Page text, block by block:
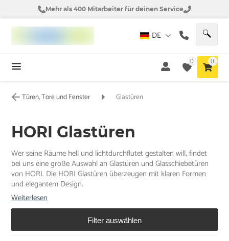
Mehr als 400 Mitarbeiter für deinen Service
DE
0 0
Türen, Tore und Fenster Glastüren
HORI Glastüren
Wer seine Räume hell und lichtdurchflutet gestalten will, findet
bei uns eine große Auswahl an Glastüren und Glasschiebetüren
von HORI. Die HORI Glastüren überzeugen mit klaren Formen
und elegantem Design.
Weiterlesen
Filter auswählen